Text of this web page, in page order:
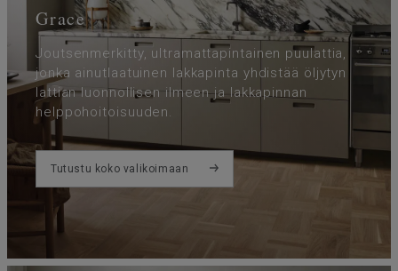
Grace
Joutsenmerkitty, ultramattapintainen puulattia,
jonka ainutlaatuinen lakkapinta yhdistää öljytyn
lattian luonnollisen ilmeen ja lakkapinnan
helppohoitoisuuden.
Tutustu koko valikoimaan